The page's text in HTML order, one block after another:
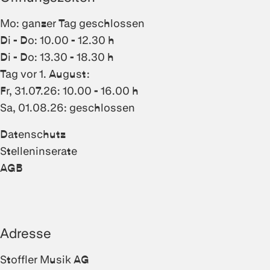
Mo: ganzer Tag geschlossen
Di - Do: 10.00 - 12.30 h
Di - Do: 13.30 - 18.30 h
Tag vor 1. August:
Fr, 31.07.26: 10.00 - 16.00 h
Sa, 01.08.26: geschlossen
Datenschutz
Stelleninserate
AGB
Adresse
Stoffler Musik AG